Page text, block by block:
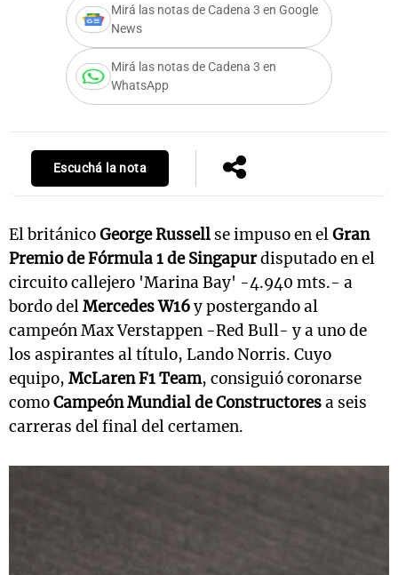
Mirá las notas de Cadena 3 en Google
News
Mirá las notas de Cadena 3 en
WhatsApp
Escuchá la nota
El británicoGeorge Russell se impuso en elGran
Premio de Fórmula 1 de Singapurdisputado en el
circuito callejero 'Marina Bay' -4.940 mts.- a
bordo delMercedes W16y postergando al
campeón Max Verstappen -Red Bull- y a uno de
los aspirantes al título, Lando Norris. Cuyo
equipo, McLaren F1 Team, consiguió coronarse
comoCampeón Mundial de Constructoresa seis
carreras del final del certamen.